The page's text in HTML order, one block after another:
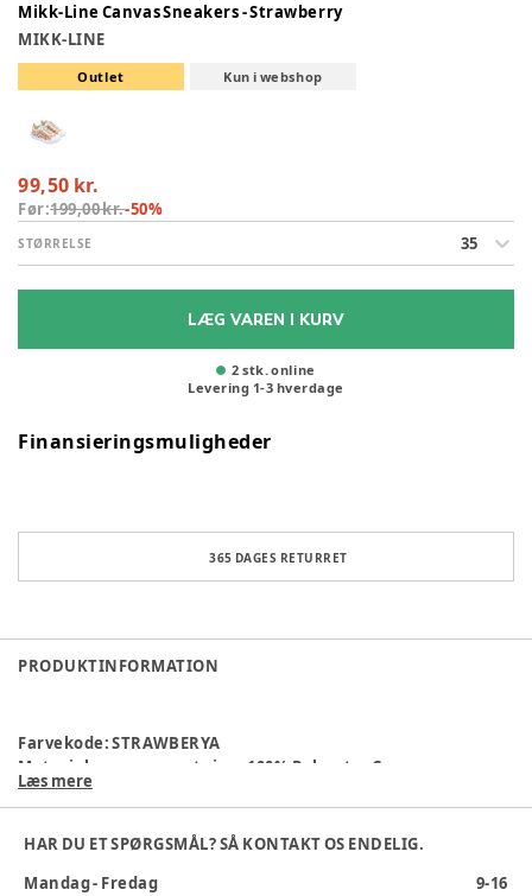
Mikk-Line Canvas Sneakers - Strawberry
MIKK-LINE
Outlet Kun i webshop
99,50 kr.
Før:199,00 kr.-50%
STØRRELSE 35
LÆG VAREN I KURV
2 stk. online
Levering 1-3 hverdage
Finansieringsmuligheder
365 DAGES RETURRET
PRODUKTINFORMATION
Farvekode:STRAWBERYA
Materialesammensætning
100% Polyester Canvas
Producent
shop@luxkids.dk, www.luxkids.dk
Produktionsland:Kina
Varenummer:376439
Læs mere
HAR DU ET SPØRGSMÅL? SÅ KONTAKT OS ENDELIG.
Mandag - Fredag
9-16